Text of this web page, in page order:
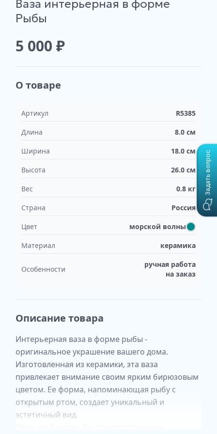
Изображение
недоступно
ИзображениеИзображение
Ваза интерьерная в форме
Рыбы
5 000 ₽
О товаре
Артикул R5385
Длина 8.0 см
Ширина 18.0 см
Высота 26.0 см
Вес 0.8 кг
Страна Россия
Цвет морской волны
Материал керамика
Особенности
ручная работа
на заказ
Описание товара
Интерьерная ваза в форме рыбы -
оригинальное украшение вашего дома.
Изготовленная из керамики, эта ваза
привлекает внимание своим ярким бирюзовым
цветом. Ее форма, напоминающая рыбу с
открытым ртом, создает уникальный и
эстетичный вид.
Задать вопрос